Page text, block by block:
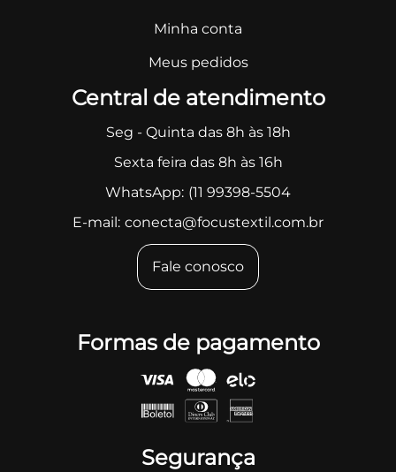
Minha conta
Meus pedidos
Central de atendimento
Seg - Quinta das 8h às 18h
Sexta feira das 8h às 16h
WhatsApp: (11 99398-5504
E-mail: conecta@focustextil.com.br
Fale conosco
Formas de pagamento
Segurança